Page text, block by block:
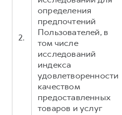
2.
определения
предпочтений
Пользователей, в
том числе
исследований
индекса
удовлетворенности
качеством
предоставленных
товаров и услуг